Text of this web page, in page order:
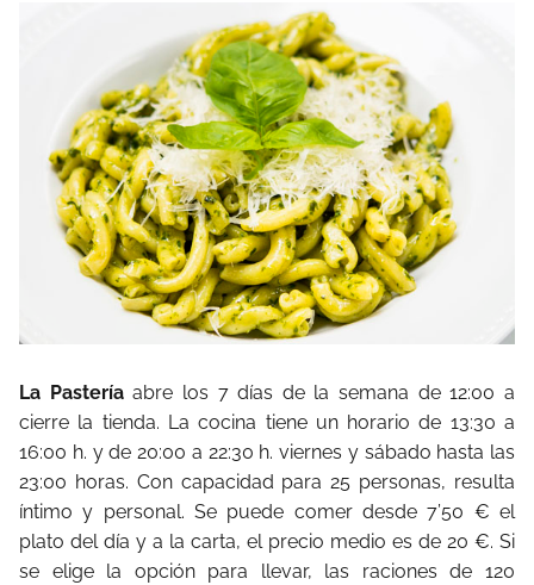
La Pasteríaabre los 7 días de la semana de 12:00 a
cierre la tienda. La cocina tiene un horario de 13:30 a
16:00 h. y de 20:00 a 22:30 h. viernes y sábado hasta las
23:00 horas. Con capacidad para 25 personas, resulta
íntimo y personal. Se puede comer desde 7’50 € el
plato del día y a la carta, el precio medio es de 20 €. Si
se elige la opción para llevar, las raciones de 120